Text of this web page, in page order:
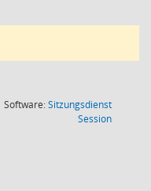
Software:Sitzungsdienst
Session(Wird in